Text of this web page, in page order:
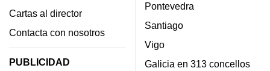
Cartas al director
Contacta con nosotros
PUBLICIDAD
Pontevedra
Santiago
Vigo
Galicia en 313 concellos